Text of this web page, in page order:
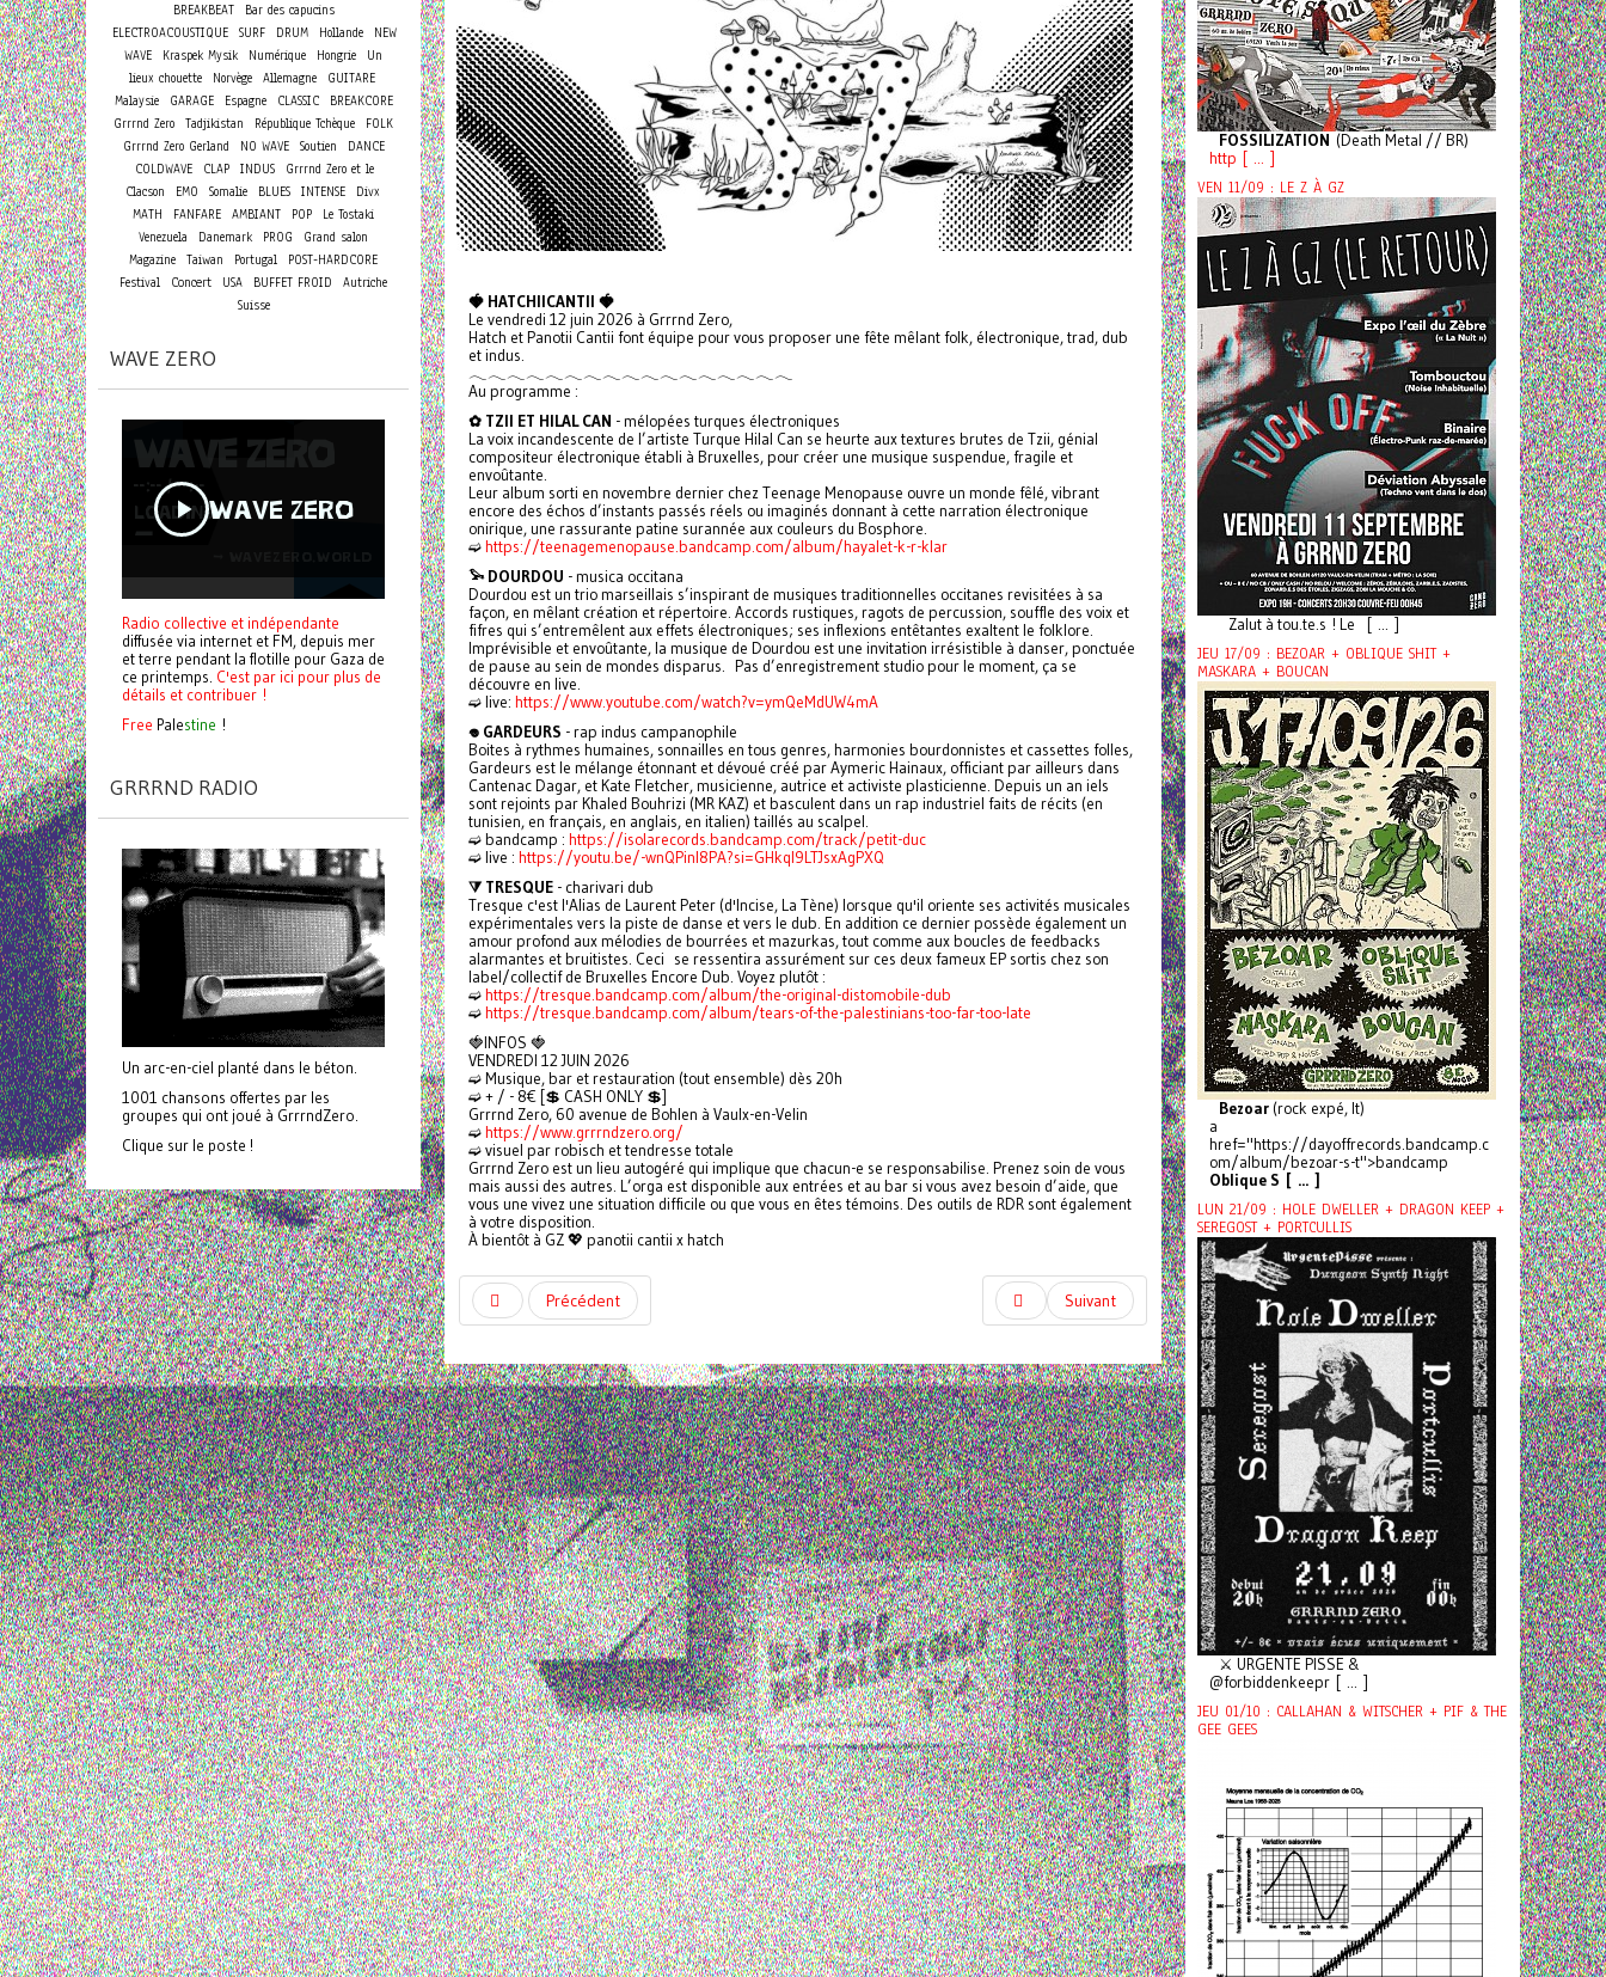
🍓 HATCHIICANTII 🍓
Le vendredi 12 juin 2026 à Grrrnd Zero,
Hatch et Panotii Cantii font équipe pour vous proposer une fête mêlant folk, électronique, trad, dub
et indus.
𓂃𓂃𓂃𓂃𓂃𓂃𓂃𓂃𓂃𓂃𓂃𓂃𓂃𓂃𓂃𓂃𓂃
Au programme :
✿ TZII ET HILAL CAN - mélopées turques électroniques
La voix incandescente de l’artiste Turque Hilal Can se heurte aux textures brutes de Tzii, génial
compositeur électronique établi à Bruxelles, pour créer une musique suspendue, fragile et
envoûtante.
Leur album sorti en novembre dernier chez Teenage Menopause ouvre un monde fêlé, vibrant
encore des échos d’instants passés réels ou imaginés donnant à cette narration électronique
onirique, une rassurante patine surannée aux couleurs du Bosphore.
➫https://teenagemenopause.bandcamp.com/album/hayalet-k-r-klar
𓅩 DOURDOU - musica occitana
Dourdou est un trio marseillais s’inspirant de musiques traditionnelles occitanes revisitées à sa
façon, en mêlant création et répertoire. Accords rustiques, ragots de percussion, souffle des voix et
fifres qui s’entremêlent aux effets électroniques; ses inflexions entêtantes exaltent le folklore.
Imprévisible et envoûtante, la musique de Dourdou est une invitation irrésistible à danser, ponctuée
de pause au sein de mondes disparus. Pas d’enregistrement studio pour le moment, ça se
découvre en live.
➫ live: https://www.youtube.com/watch?v=ymQeMdUW4mA
𖦹 GARDEURS - rap indus campanophile
Boites à rythmes humaines, sonnailles en tous genres, harmonies bourdonnistes et cassettes folles,
Gardeurs est le mélange étonnant et dévoué créé par Aymeric Hainaux, officiant par ailleurs dans
Cantenac Dagar, et Kate Fletcher, musicienne, autrice et activiste plasticienne. Depuis un an iels
sont rejoints par Khaled Bouhrizi (MR KAZ) et basculent dans un rap industriel faits de récits (en
tunisien, en français, en anglais, en italien) taillés au scalpel.
➫ bandcamp : https://isolarecords.bandcamp.com/track/petit-duc
➫ live : https://youtu.be/-wnQPinl8PA?si=GHkql9LTJsxAgPXQ
⧩ TRESQUE - charivari dub
Tresque c'est l'Alias de Laurent Peter (d'Incise, La Tène) lorsque qu'il oriente ses activités musicales
expérimentales vers la piste de danse et vers le dub. En addition ce dernier possède également un
amour profond aux mélodies de bourrées et mazurkas, tout comme aux boucles de feedbacks
alarmantes et bruitistes. Ceci se ressentira assurément sur ces deux fameux EP sortis chez son
label/collectif de Bruxelles Encore Dub. Voyez plutôt :
➫https://tresque.bandcamp.com/album/the-original-distomobile-dub
➫https://tresque.bandcamp.com/album/tears-of-the-palestinians-too-far-too-late
🍓INFOS 🍓
VENDREDI 12 JUIN 2026
➫ Musique, bar et restauration (tout ensemble) dès 20h
➫ + / - 8€ [💲 CASH ONLY 💲]
Grrrnd Zero, 60 avenue de Bohlen à Vaulx-en-Velin
➫https://www.grrrndzero.org/
➫ visuel par robisch et tendresse totale
Grrrnd Zero est un lieu autogéré qui implique que chacun-e se responsabilise. Prenez soin de vous
mais aussi des autres. L’orga est disponible aux entrées et au bar si vous avez besoin d’aide, que
vous une vivez une situation difficile ou que vous en êtes témoins. Des outils de RDR sont également
à votre disposition.
À bientôt à GZ 💖 panotii cantii x hatch
Précédent Suivant
BREAKBEAT
Bar des capucins
ELECTROACOUSTIQUE SURF DRUM Hollande
NEW
WAVE
Kraspek Mysik Numérique Hongrie
Un
lieux chouette
Norvège Allemagne
GUITARE
Malaysie
GARAGE Espagne CLASSIC
BREAKCORE
Grrrnd Zero Tadjikistan République Tchèque
FOLK
Grrrnd Zero Gerland
NO WAVE Soutien
DANCE
COLDWAVE
CLAP INDUS
Grrrnd Zero et le
Clacson
EMO Somalie BLUES INTENSE
Divx
MATH
FANFARE AMBIANT POP
Le Tostaki
Venezuela
Danemark PROG
Grand salon
Magazine Taiwan Portugal
POST-HARDCORE
Festival
Concert USA BUFFET FROID
Autriche
Suisse
WAVE ZERO
Radio collective et indépendante
diffusée via internet et FM, depuis mer
et terre pendant la flotille pour Gaza de
ce printemps. C'est par ici pour plus de
détails et contribuer !
Free Palestine !
GRRRND RADIO
Un arc-en-ciel planté dans le béton.
1001 chansons offertes par les
groupes qui ont joué à GrrrndZero.
Clique sur le poste !
FOSSILIZATION (Death Metal // BR)
http [ ... ]
VEN 11/09 : LE Z À GZ
Zalut à tou.te.s ! Le [ ... ]
JEU 17/09 : BEZOAR + OBLIQUE SHIT +
MASKARA + BOUCAN
Bezoar (rock expé, It)
a
href="https://dayoffrecords.bandcamp.c
om/album/bezoar-s-t">bandcamp
Oblique S [ ... ]
LUN 21/09 : HOLE DWELLER + DRAGON KEEP +
SEREGOST + PORTCULLIS
⚔️ URGENTE PISSE &
@forbiddenkeepr [ ... ]
JEU 01/10 : CALLAHAN & WITSCHER + PIF & THE
GEE GEES